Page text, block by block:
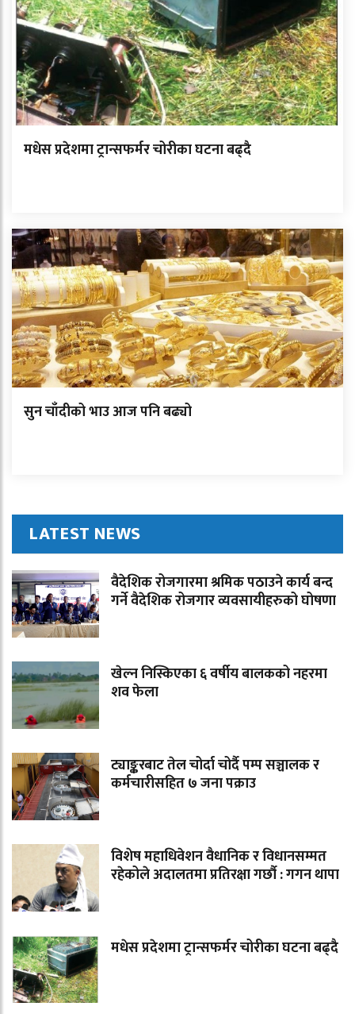
मधेस प्रदेशमा ट्रान्सफर्मर चोरीका घटना बढ्दै
सुन चाँदीको भाउ आज पनि बढ्यो
LATEST NEWS
वैदेशिक रोजगारमा श्रमिक पठाउने कार्य बन्द
गर्ने वैदेशिक रोजगार व्यवसायीहरुको घोषणा
खेल्न निस्किएका ६ वर्षीय बालकको नहरमा
शव फेला
ट्याङ्करबाट तेल चोर्दा चोर्दै पम्प सञ्चालक र
कर्मचारीसहित ७ जना पक्राउ
विशेष महाधिवेशन वैधानिक र विधानसम्मत
रहेकोले अदालतमा प्रतिरक्षा गर्छौ : गगन थापा
मधेस प्रदेशमा ट्रान्सफर्मर चोरीका घटना बढ्दै